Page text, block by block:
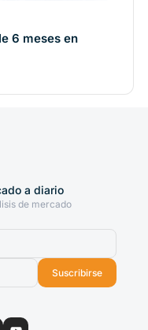
6 meses en
a diario
de mercado
Suscribirse